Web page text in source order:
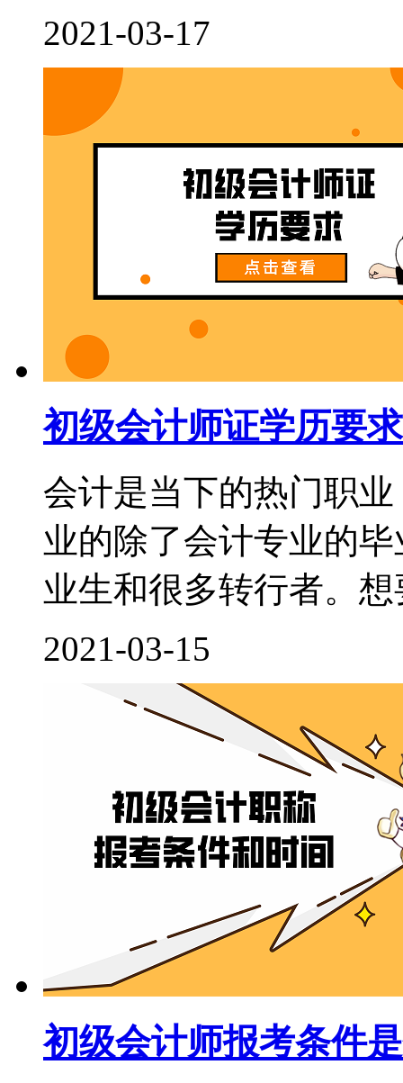
2021-03-17
初级会计师证学历要
会计是当下的热门职
业的除了会计专业的
业生和很多转行者。
2021-03-15
初级会计师报考条件